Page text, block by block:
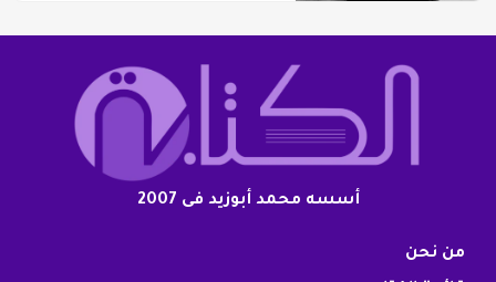
أسسه محمد أبوزيد فى 2007
من نحن